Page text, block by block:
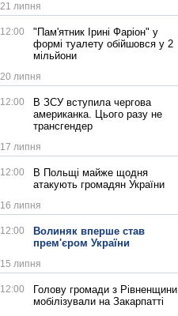
21 липня
12:00
"Пам'ятник Ірині Фаріон" у
формі туалету обійшовся у 2
мільйони
20 липня
12:00
В ЗСУ вступила чергова
американка. Цього разу не
трансгендер
17 липня
12:00
В Польщі майже щодня
атакують громадян України
16 липня
12:00
Волиняк вперше став
прем'єром України
15 липня
12:00
Голову громади з Рівненщини
мобілізували на Закарпатті